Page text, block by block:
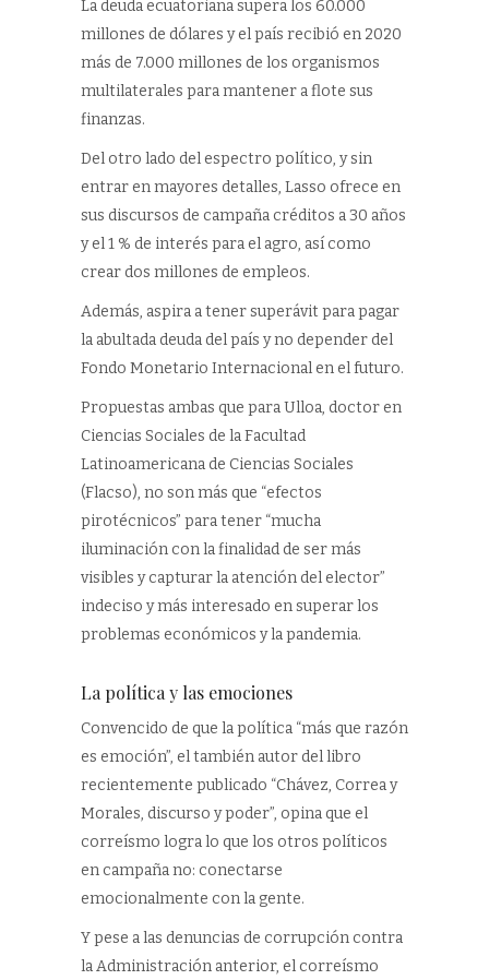
La deuda ecuatoriana supera los 60.000
millones de dólares y el país recibió en 2020
más de 7.000 millones de los organismos
multilaterales para mantener a flote sus
finanzas.
Del otro lado del espectro político, y sin
entrar en mayores detalles, Lasso ofrece en
sus discursos de campaña créditos a 30 años
y el 1 % de interés para el agro, así como
crear dos millones de empleos.
Además, aspira a tener superávit para pagar
la abultada deuda del país y no depender del
Fondo Monetario Internacional en el futuro.
Propuestas ambas que para Ulloa, doctor en
Ciencias Sociales de la Facultad
Latinoamericana de Ciencias Sociales
(Flacso), no son más que “efectos
pirotécnicos” para tener “mucha
iluminación con la finalidad de ser más
visibles y capturar la atención del elector”
indeciso y más interesado en superar los
problemas económicos y la pandemia.
La política y las emociones
Convencido de que la política “más que razón
es emoción”, el también autor del libro
recientemente publicado “Chávez, Correa y
Morales, discurso y poder”, opina que el
correísmo logra lo que los otros políticos
en campaña no: conectarse
emocionalmente con la gente.
Y pese a las denuncias de corrupción contra
la Administración anterior, el correísmo